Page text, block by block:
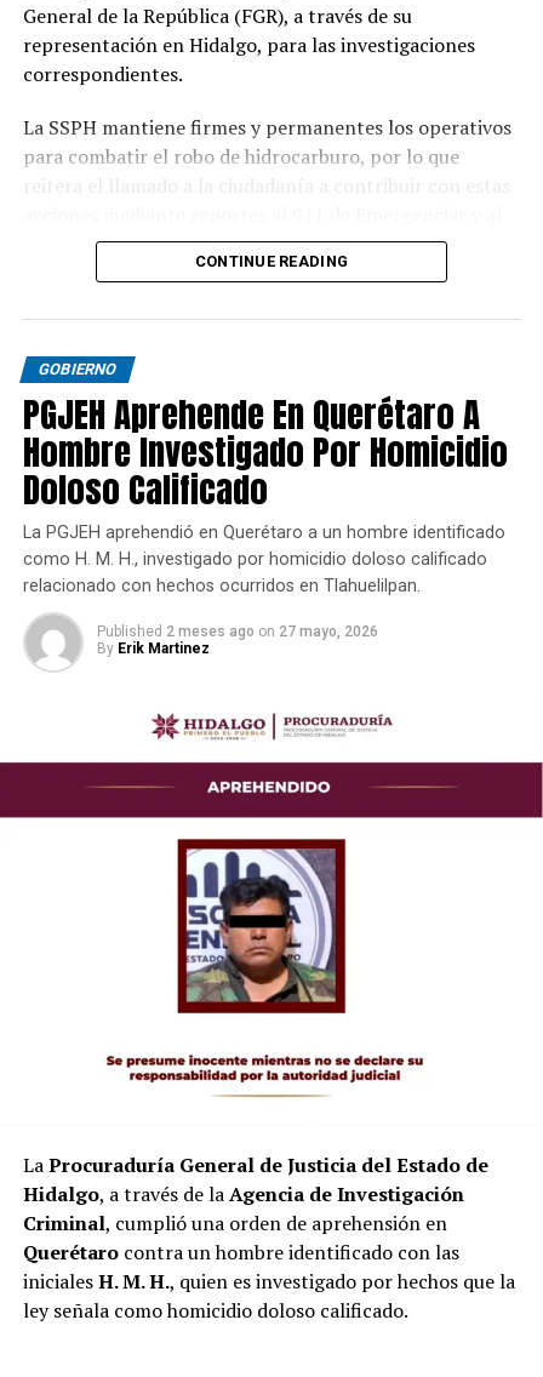
General de la República (FGR), a través de su
representación en Hidalgo, para las investigaciones
correspondientes.
La SSPH mantiene firmes y permanentes los operativos
para combatir el robo de hidrocarburo, por lo que
reitera el llamado a la ciudadanía a contribuir con estas
089 de Denuncia Anónima.
CONTINUE READING
GOBIERNO
PGJEH Aprehende En Querétaro A
Hombre Investigado Por Homicidio
Doloso Calificado
La PGJEH aprehendió en Querétaro a un hombre identificado
como H. M. H., investigado por homicidio doloso calificado
relacionado con hechos ocurridos en Tlahuelilpan.
Published 2 meses ago on 27 mayo, 2026
By Erik Martinez
LaProcuraduría General de Justicia del Estado de
Hidalgo, a través de laAgencia de Investigación
Criminal, cumplió una orden de aprehensión en
Querétarocontra un hombre identificado con las
inicialesH. M. H., quien es investigado por hechos que la
ley señala como homicidio doloso calificado.